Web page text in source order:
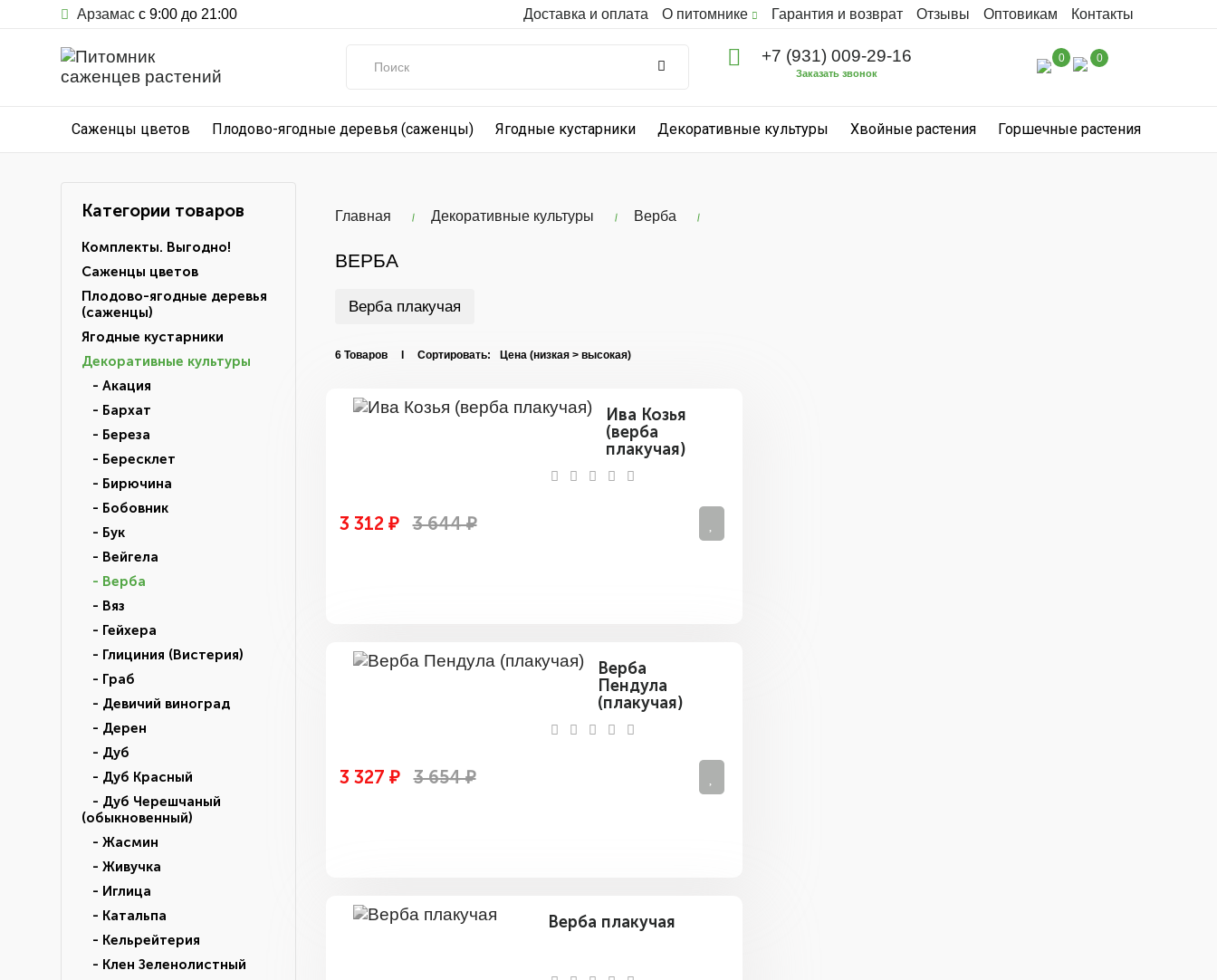
Арзамас с 9:00 до 21:00 Доставка и оплата О питомнике Гарантия и возврат Отзывы Оптовикам Контакты
+7 (931) 009-29-16
Заказать звонок
0 0
Саженцы цветов Плодово-ягодные деревья (саженцы) Ягодные кустарники Декоративные культуры Хвойные растения Горшечные растения
Категории товаров
Комплекты. Выгодно!
Саженцы цветов
Плодово-ягодные деревья
(саженцы)
Ягодные кустарники
Декоративные культуры
- Акация
- Бархат
- Береза
- Бересклет
- Бирючина
- Бобовник
- Бук
- Вейгела
- Верба
- Вяз
- Гейхера
- Глициния (Вистерия)
- Граб
- Девичий виноград
- Дерен
- Дуб
- Дуб Красный
- Дуб Черешчаный
(обыкновенный)
- Жасмин
- Живучка
- Иглица
- Катальпа
- Кельрейтерия
- Клен Зеленолистный
Главная Декоративные культуры Верба
ВЕРБА
Верба плакучая
6 Товаров I Сортировать:
Ива Козья
(верба
плакучая)
3 312 ₽ 3 644 ₽
Верба
Пендула
(плакучая)
3 327 ₽ 3 654 ₽
Верба плакучая